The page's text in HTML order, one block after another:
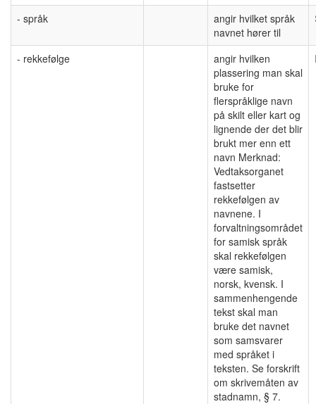
- språk
angir hvilket språk
navnet hører til
- rekkefølge
angir hvilken
plassering man skal
bruke for
flerspråklige navn
på skilt eller kart og
lignende der det blir
brukt mer enn ett
navn Merknad:
Vedtaksorganet
fastsetter
rekkefølgen av
navnene. I
forvaltningsområdet
for samisk språk
skal rekkefølgen
være samisk,
norsk, kvensk. I
sammenhengende
tekst skal man
bruke det navnet
som samsvarer
med språket i
teksten. Se forskrift
om skrivemåten av
stadnamn, § 7.